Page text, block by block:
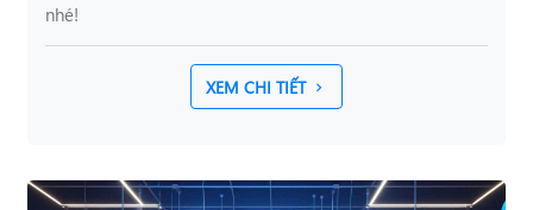
nhé!
XEM CHI TIẾT